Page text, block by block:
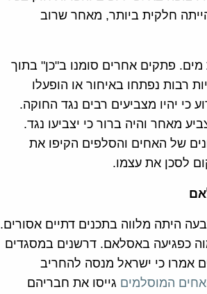
חלקית ביותר, מאחר שרוב
פתקים אחרים סומנו ב"כן" בתוך
רבות נפתחו באיחור או הופעלו
כי יהיו מצביעים רבים נגד החוקה.
מאחר והיה ברור כי יצביעו נגד.
של האחים והסלפים הקיפו את
לסכן את עצמו.
היתה מלווה בתכנים דתיים אסורים.
כפגיעה באסלאם. דרשנים במסגדים
אמרו כי ישראל מנסה להחריב
המוסלמים גייסו את חבריהם